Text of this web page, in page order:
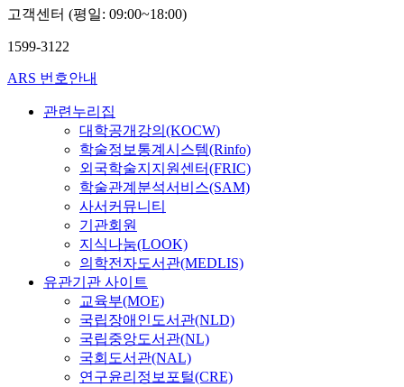
고객센터 (평일: 09:00~18:00)
1599-3122
ARS 번호안내
관련누리집
대학공개강의(KOCW)
학술정보통계시스템(Rinfo)
외국학술지지원센터(FRIC)
학술관계분석서비스(SAM)
사서커뮤니티
기관회원
지식나눔(LOOK)
의학전자도서관(MEDLIS)
유관기관 사이트
교육부(MOE)
국립장애인도서관(NLD)
국립중앙도서관(NL)
국회도서관(NAL)
연구윤리정보포털(CRE)